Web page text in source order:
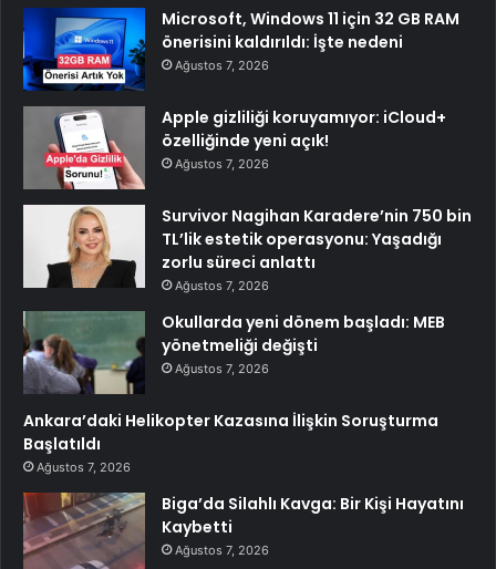
Microsoft, Windows 11 için 32 GB RAM
önerisini kaldırıldı: İşte nedeni
Ağustos 7, 2026
Apple gizliliği koruyamıyor: iCloud+
özelliğinde yeni açık!
Ağustos 7, 2026
Survivor Nagihan Karadere’nin 750 bin
TL’lik estetik operasyonu: Yaşadığı
zorlu süreci anlattı
Ağustos 7, 2026
Okullarda yeni dönem başladı: MEB
yönetmeliği değişti
Ağustos 7, 2026
Ankara’daki Helikopter Kazasına İlişkin Soruşturma
Başlatıldı
Ağustos 7, 2026
Biga’da Silahlı Kavga: Bir Kişi Hayatını
Kaybetti
Ağustos 7, 2026